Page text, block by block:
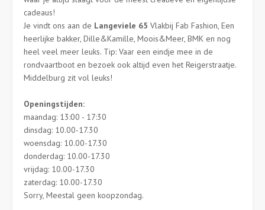
cadeaus!
Je vindt ons aan de Langeviele 65 Vlakbij Fab Fashion, Een
heerlijke bakker, Dille&Kamille, Moois&Meer, BMK en nog
heel veel meer leuks. Tip: Vaar een eindje mee in de
rondvaartboot en bezoek ook altijd even het Reigerstraatje.
Middelburg zit vol leuks!
Openingstijden:
maandag: 13:00 - 17:30
dinsdag: 10.00-17.30
woensdag: 10.00-17.30
donderdag: 10.00-17.30
vrijdag: 10.00-17.30
zaterdag: 10.00-17.30
Sorry, Meestal geen koopzondag.